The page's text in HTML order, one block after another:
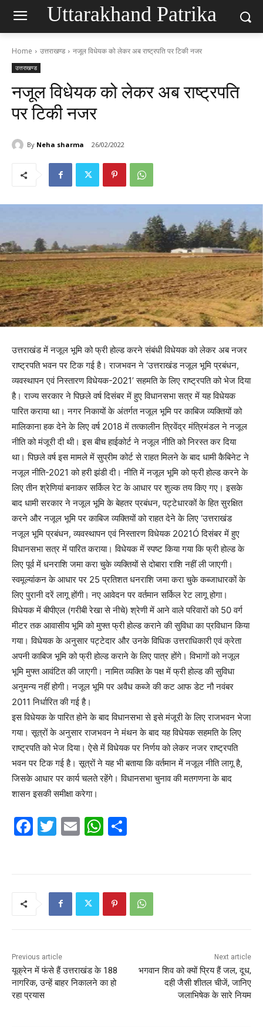
Uttarakhand Patrika
Home उत्तराखण्ड नजूल विधेयक को लेकर अब राष्ट्रपति पर टिकी नजर
उत्तराखण्ड
नजूल विधेयक को लेकर अब राष्ट्रपति
पर टिकी नजर
By Neha sharma 26/02/2022
उत्तराखंड में नजूल भूमि को फ्री होल्ड करने संबंधी विधेयक को लेकर अब नजर
राष्ट्रपति भवन पर टिक गई है। राजभवन ने ‘उत्तराखंड नजूल भूमि प्रबंधन,
व्यवस्थापन एवं निस्तारण विधेयक-2021’ सहमति के लिए राष्ट्रपति को भेज दिया
है। राज्य सरकार ने पिछले वर्ष दिसंबर में हुए विधानसभा सत्र में यह विधेयक
पारित कराया था। नगर निकायों के अंतर्गत नजूल भूमि पर काबिज व्यक्तियों को
मालिकाना हक देने के लिए वर्ष 2018 में तत्कालीन त्रिवेंद्र मंत्रिमंडल ने नजूल
नीति को मंजूरी दी थी। इस बीच हाईकोर्ट ने नजूल नीति को निरस्त कर दिया
था। पिछले वर्ष इस मामले में सुप्रीम कोर्ट से राहत मिलने के बाद धामी कैबिनेट ने
नजूल नीति-2021 को हरी झंडी दी। नीति में नजूल भूमि को फ्री होल्ड करने के
लिए तीन श्रेणियां बनाकर सर्किल रेट के आधार पर शुल्क तय किए गए। इसके
बाद धामी सरकार ने नजूल भूमि के बेहतर प्रबंधन, पट्टेधारकों के हित सुरक्षित
करने और नजूल भूमि पर काबिज व्यक्तियों को राहत देने के लिए ‘उत्तराखंड
नजूल भूमि प्रबंधन, व्यवस्थापन एवं निस्तारण विधेयक 2021Ó दिसंबर में हुए
विधानसभा सत्र में पारित कराया। विधेयक में स्पष्ट किया गया कि फ्री होल्ड के
लिए पूर्व में धनराशि जमा करा चुके व्यक्तियों से दोबारा राशि नहीं ली जाएगी।
स्वमूल्यांकन के आधार पर 25 प्रतिशत धनराशि जमा करा चुके कब्जाधारकों के
लिए पुरानी दरें लागू होंगी। नए आवेदन पर वर्तमान सर्किल रेट लागू होगा।
विधेयक में बीपीएल (गरीबी रेखा से नीचे) श्रेणी में आने वाले परिवारों को 50 वर्ग
मीटर तक आवासीय भूमि को मुफ्त फ्री होल्ड कराने की सुविधा का प्रविधान किया
गया। विधेयक के अनुसार पट्टेदार और उनके विधिक उत्तराधिकारी एवं क्रेता
अपनी काबिज भूमि को फ्री होल्ड कराने के लिए पात्र होंगे। विभागों को नजूल
भूमि मुफ्त आवंटित की जाएगी। नामित व्यक्ति के पक्ष में फ्री होल्ड की सुविधा
अनुमन्य नहीं होगी। नजूल भूमि पर अवैध कब्जे की कट आफ डेट नौ नवंबर
2011 निर्धारित की गई है।
इस विधेयक के पारित होने के बाद विधानसभा से इसे मंजूरी के लिए राजभवन भेजा
गया। सूत्रों के अनुसार राजभवन ने मंथन के बाद यह विधेयक सहमति के लिए
राष्ट्रपति को भेज दिया। ऐसे में विधेयक पर निर्णय को लेकर नजर राष्ट्रपति
भवन पर टिक गई है। सूत्रों ने यह भी बताया कि वर्तमान में नजूल नीति लागू है,
जिसके आधार पर कार्य चलते रहेंगे। विधानसभा चुनाव की मतगणना के बाद
शासन इसकी समीक्षा करेगा।
F
k
T
E
W
A
p
Previous article
यूक्रेन में फंसे हैं उत्तराखंड के 188
नागरिक, उन्‍हें बाहर निकालने का हो
रहा प्रयास
Next article
भगवान शिव को क्यों प्रिय हैं जल, दूध,
दही जैसी शीतल चीजें, जानिए
जलाभिषेक के सारे नियम